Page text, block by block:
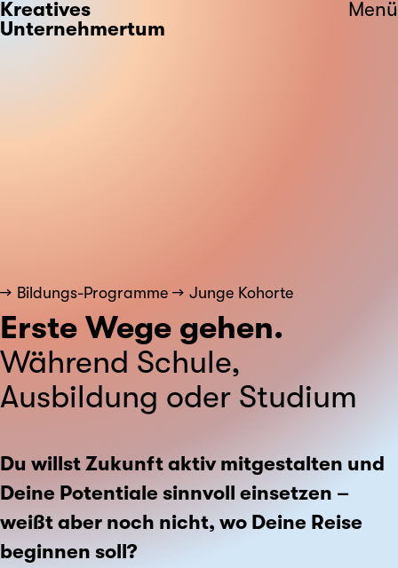
Kreatives
Unternehmertum
Menü
Bildungs-Programme Junge Kohorte
Erste Wege gehen.
Während Schule,
Ausbildung oder Studium
Du willst Zukunft aktiv mitgestalten und
Deine Potentiale sinnvoll einsetzen –
weißt aber noch nicht, wo Deine Reise
beginnen soll?